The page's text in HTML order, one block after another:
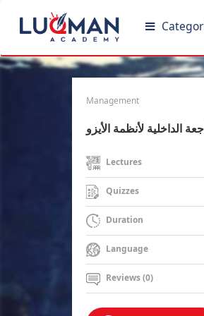
Management
الداخلية لأنظمة الأيزو
Lectures
Quizzes
Duration
Language
Reviews (0)